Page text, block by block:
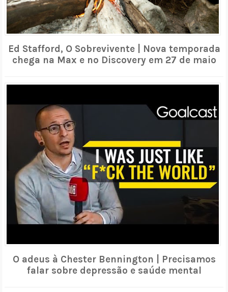
Ed Stafford, O Sobrevivente | Nova temporada
chega na Max e no Discovery em 27 de maio
O adeus à Chester Bennington | Precisamos
falar sobre depressão e saúde mental